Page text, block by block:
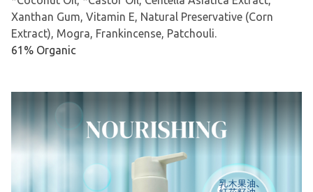
Xanthan Gum, Vitamin E, Natural Preservative (Corn
Extract), Mogra, Frankincense, Patchouli.
61% Organic